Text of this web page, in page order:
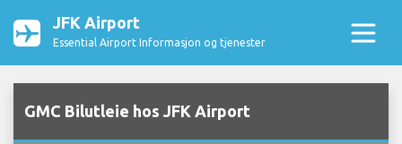
JFK Airport
Essential Airport Informasjon og tjenester
GMC Bilutleie hos JFK Airport